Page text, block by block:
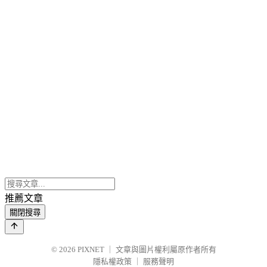
推薦文章
關閉搜尋
© 2026 PIXNET
文章與圖片權利屬原作者所有
隱私權政策
服務聲明